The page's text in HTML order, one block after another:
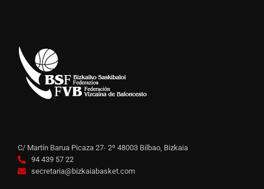
C/ Martín Barua Picaza 27- 2º 48003 Bilbao, Bizkaia
94 439 57 22
secretaria@bizkaiabasket.com